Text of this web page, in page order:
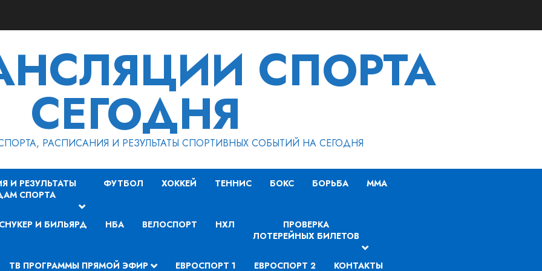
СПОРТА
СЕГОДНЯ
РАСПИСАНИЯ И РЕЗУЛЬТАТЫ СПОРТИВНЫХ СОБЫТИЙ НА СЕГОДНЯ
И РЕЗУЛЬТАТЫ
СПОРТА
ФУТБОЛ ХОККЕЙ ТЕННИС БОКС БОРЬБА MMA
СНУКЕР И БИЛЬЯРД НБА ВЕЛОСПОРТ НХЛ
ПРОВЕРКА
ЛОТЕРЕЙНЫХ БИЛЕТОВ
ТВ ПРОГРАММЫ ПРЯМОЙ ЭФИР ЕВРОСПОРТ 1 ЕВРОСПОРТ 2 КОНТАКТЫ